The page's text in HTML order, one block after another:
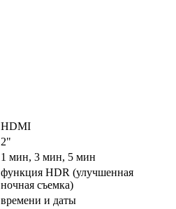
HDMI
2"
1 мин, 3 мин, 5 мин
функция HDR (улучшенная
ночная съемка)
времени и даты